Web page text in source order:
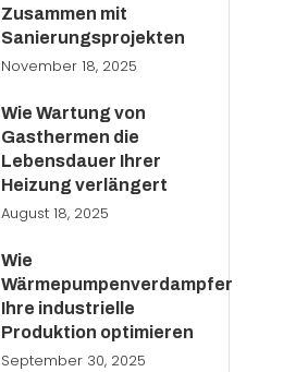
Zusammen mit
Sanierungsprojekten
November 18, 2025
Wie Wartung von
Gasthermen die
Lebensdauer Ihrer
Heizung verlängert
August 18, 2025
Wie
Wärmepumpenverdampfer
Ihre industrielle
Produktion optimieren
September 30, 2025